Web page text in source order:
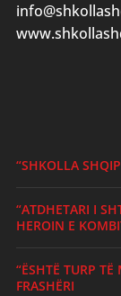
“SHKOLLA
“ATDHETARI I
HEROIN E
“ËSHTË TURP
FRASHËRI